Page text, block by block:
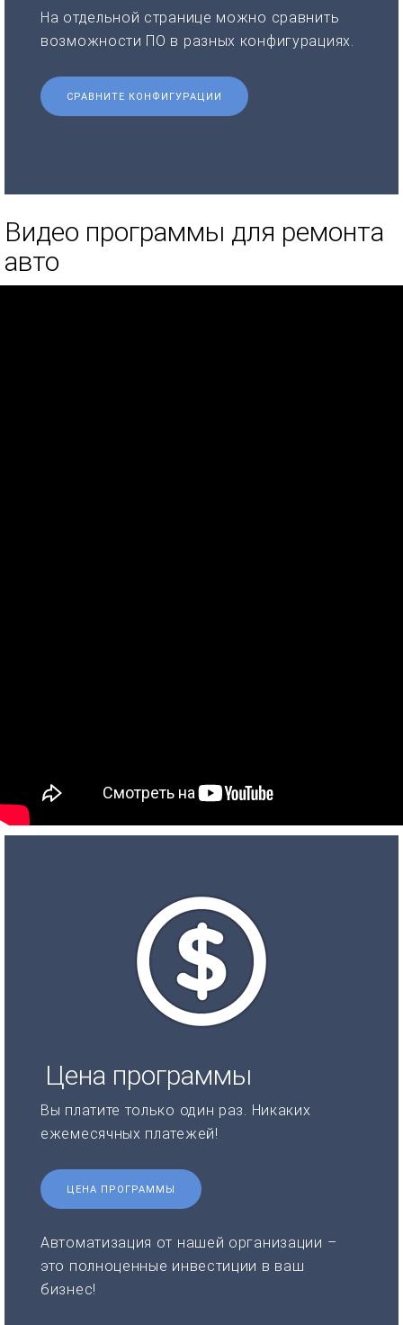
На отдельной странице можно сравнить
возможности ПО в разных конфигурациях.
СРАВНИТЕ КОНФИГУРАЦИИ
Видео программы для ремонта
авто
Цена программы
Вы платите только один раз. Никаких
ежемесячных платежей!
ЦЕНА ПРОГРАММЫ
Автоматизация от нашей организации –
это полноценные инвестиции в ваш
бизнес!